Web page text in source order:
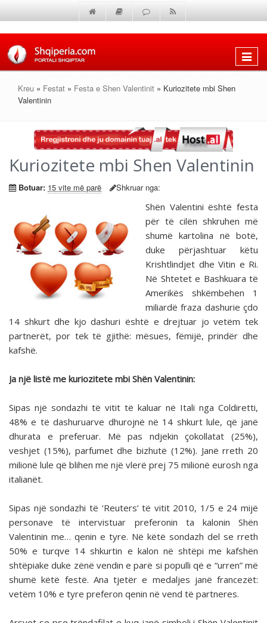
Shfaq
Kreu » Festat » Festa e Shen Valentinit » Kuriozitete mbi Shen
Valentinin
Kuriozitete mbi Shen Valentinin
Botuar: 15 vite më parë Shkruar nga:
Shën Valentini është festa
për të cilën shkruhen më
shumë kartolina në botë,
duke përjashtuar këtu
Krishtlindjet dhe Vitin e Ri.
Në Shtetet e Bashkuara të
Amerikës shkëmbehen 1
miliardë fraza dashurie çdo
14 shkurt dhe kjo dashuri është e drejtuar jo vetëm tek
partnerët, por tek të gjithë: mësues, fëmijë, prindër dhe
kafshë.
Ja një listë me kuriozitete mbi Shën Valentinin:
Sipas një sondazhi të vitit të kaluar në Itali nga Coldiretti,
48% e të dashuruarve dhurojnë në 14 shkurt lule, që janë
dhurata e preferuar. Më pas ndjekin çokollatat (25%),
veshjet (15%), parfumet dhe bizhutë (12%). Janë rreth 20
milionë lule që blihen me një vlerë prej 75 milionë eurosh nga
italianët.
Sipas një sondazhi të ‘Reuters’ të vitit 2010, 1/5 e 24 mijë
personave të intervistuar preferonin ta kalonin Shën
Valentinin me… qenin e tyre. Në këtë sondazh del se rreth
50% e turqve 14 shkurtin e kalon në shtëpi me kafshën
shtëpiake duke zënë vendin e parë si populli që e “urren” më
shumë këtë festë. Ana tjetër e medaljes janë francezët:
vetëm 10% e tyre preferon qenin në vend të partneres.